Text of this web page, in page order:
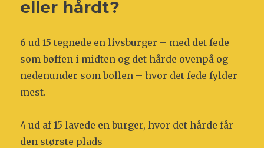
eller hårdt?
6 ud 15 tegnede en livsburger – med det fede
som bøffen i midten og det hårde ovenpå og
nedenunder som bollen – hvor det fede fylder
mest.
4 ud af 15 lavede en burger, hvor det hårde får
den største plads